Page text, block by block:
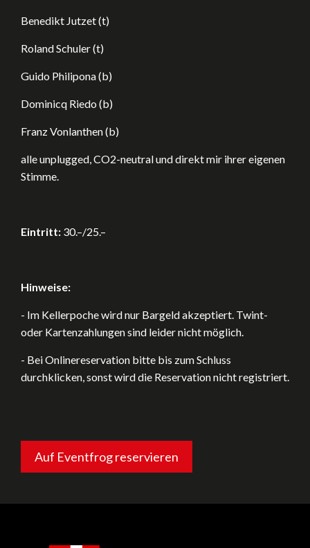
Benedikt Jutzet (t)
Roland Schuler (t)
Guido Philipona (b)
Dominicq Riedo (b)
Franz Vonlanthen (b)
alle unplugged, CO2-neutral und direkt mir ihrer eigenen
Stimme.
Eintritt: 30.–/25.–
Hinweise:
- Im Kellerpoche wird nur Bargeld akzeptiert. Twint-
oder Kartenzahlungen sind leider nicht möglich.
- Bei Onlinereservation bitte bis zum Schluss
durchklicken, sonst wird die Reservation nicht registriert.
Auf Eventfrog reservieren